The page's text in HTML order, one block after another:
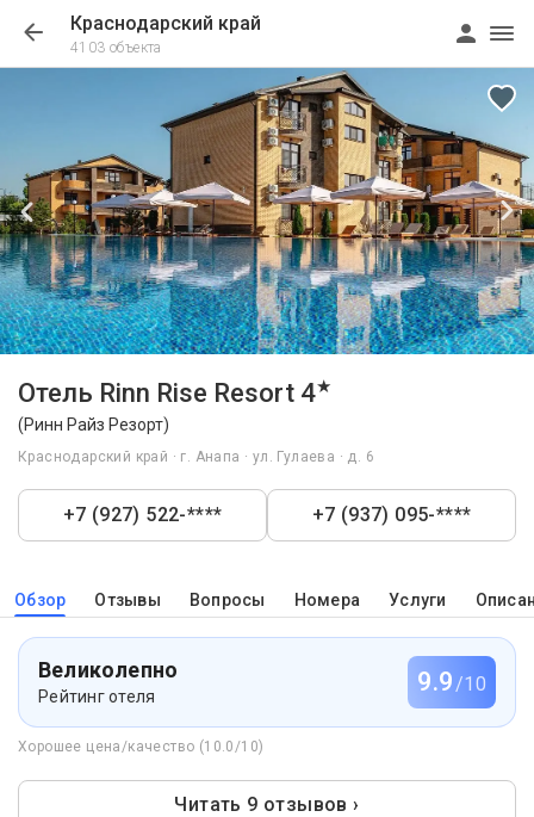
Краснодарский край
4103 объекта
Отель Rinn Rise Resort 4★
(Ринн Райз Резорт)
Краснодарский край · г. Анапа · ул. Гулаева · д. 6
+7 (927) 522-**** +7 (937) 095-****
Обзор Отзывы Вопросы Номера Услуги
Великолепно
Рейтинг отеля 9.9/10
Хорошее цена/качество (10.0/10)
Читать 9 отзывов ›